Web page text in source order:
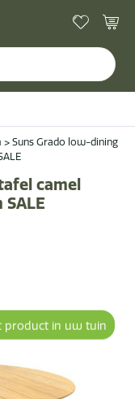
> Suns Grado low-dining
camel
product in uw tuin